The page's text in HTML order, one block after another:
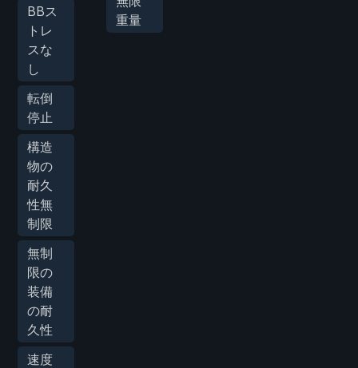
BBス
トレ
スな
し
転倒
停止
構造
物の
耐久
性無
制限
無制
限の
装備
の耐
久性
速度
重量